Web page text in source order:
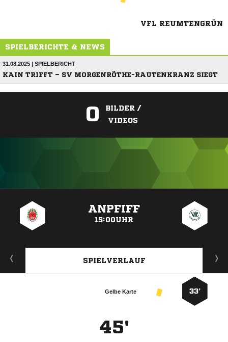
VFL REUMTENGRÜN
SPIELBERICHTE & NEWS
31.08.2025 | SPIELBERICHT
KAIN TRIFFT – SV MORGENRÖTHE-RAUTENKRANZ SIEGT
0
BILDER /
VIDEOS
ANPFIFF
15:00UHR
SPIELVERLAUF
33’
Gelbe Karte
45'